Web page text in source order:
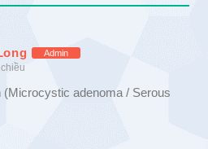
Admin
(Microcystic adenoma / Serous